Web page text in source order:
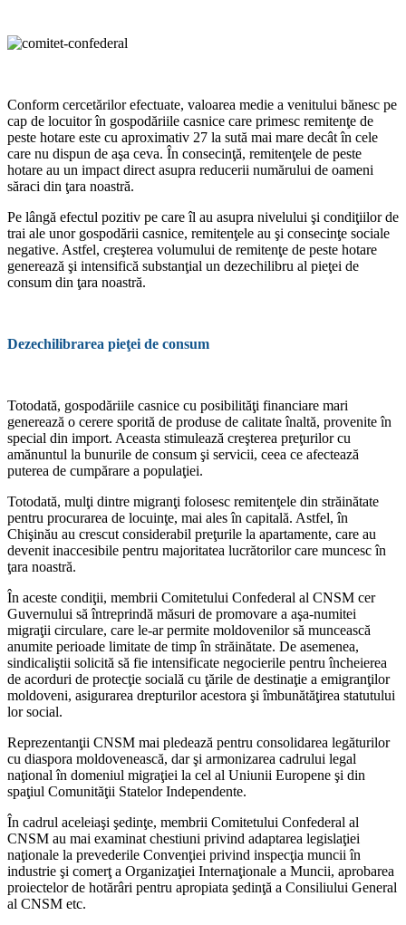
Conform cercetărilor efectuate, valoarea medie a venitului bănesc pe
cap de locuitor în gospodăriile casnice care primesc remi­tenţe de
peste hotare este cu aproximativ 27 la sută mai mare decât în cele
care nu dis­pun de aşa ceva. În consecinţă, remitenţele de peste
hotare au un impact direct asupra reducerii numărului de oameni
săraci din ţara noastră.
Pe lângă efectul pozitiv pe care îl au asupra nivelului şi condiţiilor de
trai ale unor gos­podării casnice, remitenţele au şi consecinţe sociale
negative. Astfel, creşterea volumului de remitenţe de peste hotare
generează şi in­tensifică substanţial un dezechilibru al pieţei de
consum din ţara noastră.
Dezechilibrarea pieţei de consum
Totodată, gospodăriile casnice cu posibili­tăţi financiare mari
generează o cerere spori­tă de produse de calitate înaltă, provenite în
special din import. Aceasta stimulează creş­terea preţurilor cu
amănuntul la bunurile de consum şi servicii, ceea ce afectează
puterea de cumpărare a populaţiei.
Totodată, mulţi dintre migranţi folosesc remitenţele din străinătate
pentru procura­rea de locuinţe, mai ales în capitală. Astfel, în
Chişinău au crescut considerabil preţurile la apartamente, care au
devenit inaccesibile pentru majoritatea lucrătorilor care mun­cesc în
ţara noastră.
În aceste condiţii, membrii Comitetului Confederal al CNSM cer
Guvernului să între­prindă măsuri de promovare a aşa-numitei
migraţii circulare, care le-ar permite mol­dovenilor să muncească
anumite perioade limitate de timp în străinătate. De aseme­nea,
sindicaliştii solicită să fie intensificate negocierile pentru încheierea
de acorduri de protecţie socială cu ţările de destinaţie a emigranţilor
moldoveni, asigurarea dreptu­rilor acestora şi îmbunătăţirea statutului
lor social.
Reprezentanţii CNSM mai pledează pen­tru consolidarea legăturilor
cu diaspora moldovenească, dar şi armonizarea cadrului legal
naţional în domeniul migraţiei la cel al Uniunii Europene şi din
spaţiul Comunităţii Statelor Independente.
În cadrul aceleiaşi şedinţe, membrii Co­mitetului Confederal al
CNSM au mai exa­minat chestiuni privind adaptarea legislaţiei
naţionale la prevederile Convenţiei privind inspecţia muncii în
industrie şi comerţ a Or­ganizaţiei Internaţionale a Muncii, aproba­rea
proiectelor de hotărâri pentru apropiata şedinţă a Consiliului General
al CNSM etc.